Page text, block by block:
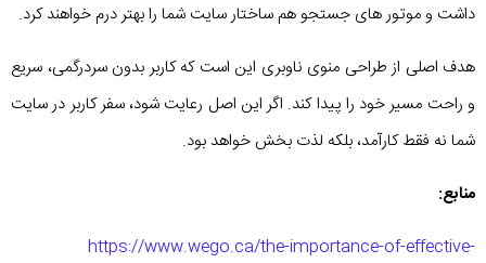
داشت و موتور های جستجو هم ساختار سایت شما را بهتر درم خواهند کرد.
هدف اصلی از طراحی منوی ناوبری این است که کاربر بدون سردرگمی، سریع
و راحت مسیر خود را پیدا کند. اگر این اصل رعایت شود، سفر کاربر در سایت
شما نه فقط کارآمد، بلکه لذت بخش خواهد بود.
منابع:
https://www.wego.ca/the-importance-of-effective-